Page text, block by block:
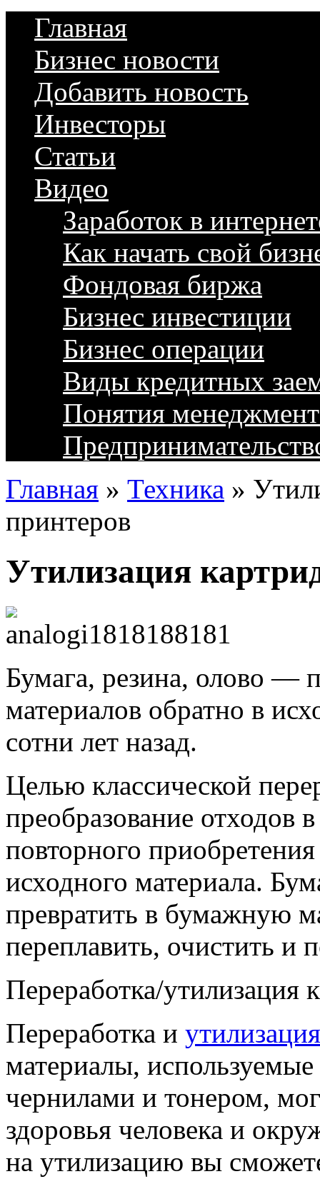
Главная
Бизнес новости
Добавить новость
Инвесторы
Статьи
Видео
Заработок в
Как начать свой
Фондовая биржа
Бизнес инвестиции
Бизнес операции
Виды кредитных
Понятия
Главная » Техника »
принтеров
Утилизация
Бумага, резина, олово —
материалов обратно в
сотни лет назад.
Целью классической
преобразование отходов
повторного
исходного материала.
превратить в бумажную
переплавить, очистить и
Переработка/утилизация
Переработка и
материалы,
чернилами и тонером,
здоровья человека и
на утилизацию вы